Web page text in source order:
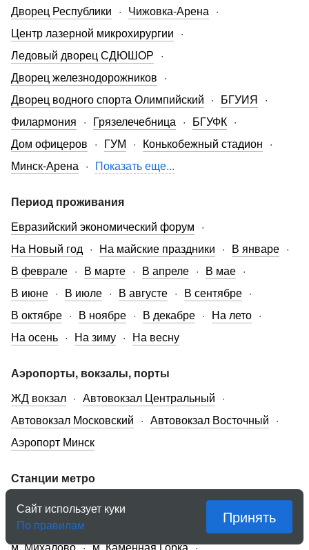
Дворец Республики
Чижовка-Арена
Центр лазерной микрохирургии
Ледовый дворец СДЮШОР
Дворец железнодорожников
Дворец водного спорта Олимпийский
БГУИЯ
Филармония
Грязелечебница
БГУФК
Дом офицеров
ГУМ
Конькобежный стадион
Минск-Арена
Показать еще...
Период проживания
Евразийский экономический форум
На Новый год
На майские праздники
В январе
В феврале
В марте В апреле
В мае
В июне
В июле В августе
В сентябре
В октябре
В ноябре В декабре
На лето
На осень
На зиму На весну
Аэропорты, вокзалы, порты
ЖД вокзал
Автовокзал Центральный
Автовокзал Московский
Автовокзал Восточный
Аэропорт Минск
Станции метро
м. Пролетарская
м. Уручье
м. Борисовский тракт
Сайт использует куки
По правилам
Принять